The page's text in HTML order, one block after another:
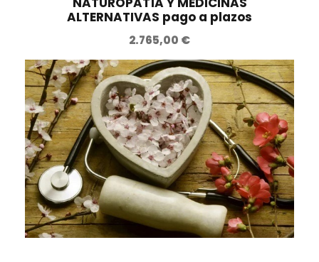
ALTERNATIVAS pago a plazos
2.765,00 €